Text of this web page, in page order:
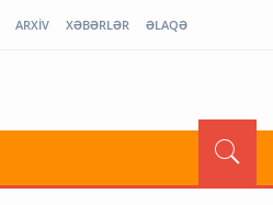
ARXİV XƏBƏRLƏR ƏLAQƏ